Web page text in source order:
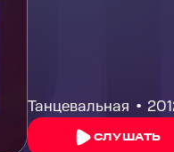
Танцевальная
СЛУШАТЬ